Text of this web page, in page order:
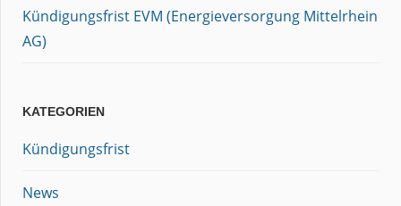
Kündigungsfrist EVM (Energieversorgung Mittelrhein
AG)
KATEGORIEN
Kündigungsfrist
News